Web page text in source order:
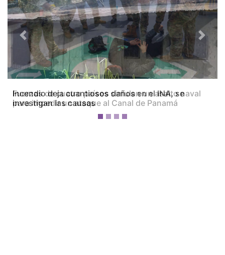
Fuerzas de cuatro países simulan un asalto naval
para impedir un ataque al Canal de Panamá
Previous Next